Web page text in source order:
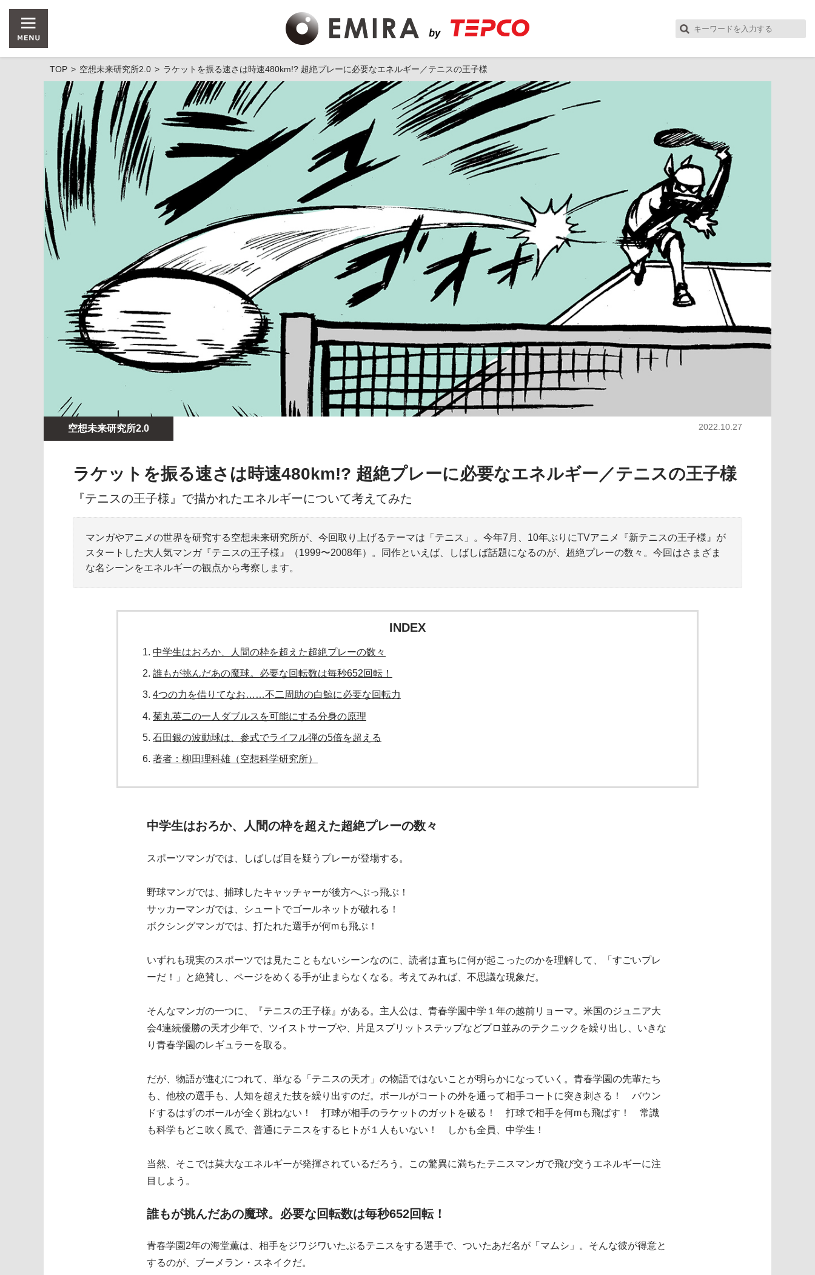
TOP 空想未来研究所2.0 ラケットを振る速さは時速480km!? 超絶プレーに必要なエネルギー／テニスの王子様
空想未来研究所2.0 2022.10.27
ラケットを振る速さは時速480km!? 超絶プレーに必要なエネルギー／テニスの王子様
『テニスの王子様』で描かれたエネルギーについて考えてみた
マンガやアニメの世界を研究する空想未来研究所が、今回取り上げるテーマは「テニス」。今年7月、10年ぶりにTVアニメ『新テニスの王子様』が
スタートした大人気マンガ『テニスの王子様』（1999〜2008年）。同作といえば、しばしば話題になるのが、超絶プレーの数々。今回はさまざま
な名シーンをエネルギーの観点から考察します。
INDEX
中学生はおろか、人間の枠を超えた超絶プレーの数々
誰もが挑んだあの魔球。必要な回転数は毎秒652回転！
4つの力を借りてなお……不二周助の白鯨に必要な回転力
菊丸英二の一人ダブルスを可能にする分身の原理
石田銀の波動球は、参式でライフル弾の5倍を超える
著者：柳田理科雄（空想科学研究所）
中学生はおろか、人間の枠を超えた超絶プレーの数々
スポーツマンガでは、しばしば目を疑うプレーが登場する。
野球マンガでは、捕球したキャッチャーが後方へぶっ飛ぶ！
サッカーマンガでは、シュートでゴールネットが破れる！
ボクシングマンガでは、打たれた選手が何mも飛ぶ！
いずれも現実のスポーツでは見たこともないシーンなのに、読者は直ちに何が起こったのかを理解して、「すごいプレ
ーだ！」と絶賛し、ページをめくる手が止まらなくなる。考えてみれば、不思議な現象だ。
そんなマンガの一つに、『テニスの王子様』がある。主人公は、青春学園中学１年の越前リョーマ。米国のジュニア大
会4連続優勝の天才少年で、ツイストサーブや、片足スプリットステップなどプロ並みのテクニックを繰り出し、いきな
り青春学園のレギュラーを取る。
だが、物語が進むにつれて、単なる「テニスの天才」の物語ではないことが明らかになっていく。青春学園の先輩たち
も、他校の選手も、人知を超えた技を繰り出すのだ。ボールがコートの外を通って相手コートに突き刺さる！ バウン
ドするはずのボールが全く跳ねない！ 打球が相手のラケットのガットを破る！ 打球で相手を何mも飛ばす！ 常識
も科学もどこ吹く風で、普通にテニスをするヒトが１人もいない！ しかも全員、中学生！
当然、そこでは莫大なエネルギーが発揮されているだろう。この驚異に満ちたテニスマンガで飛び交うエネルギーに注
目しよう。
誰もが挑んだあの魔球。必要な回転数は毎秒652回転！
青春学園2年の海堂薫は、相手をジワジワいたぶるテニスをする選手で、ついたあだ名が「マムシ」。そんな彼が得意と
するのが、ブーメラン・スネイクだ。